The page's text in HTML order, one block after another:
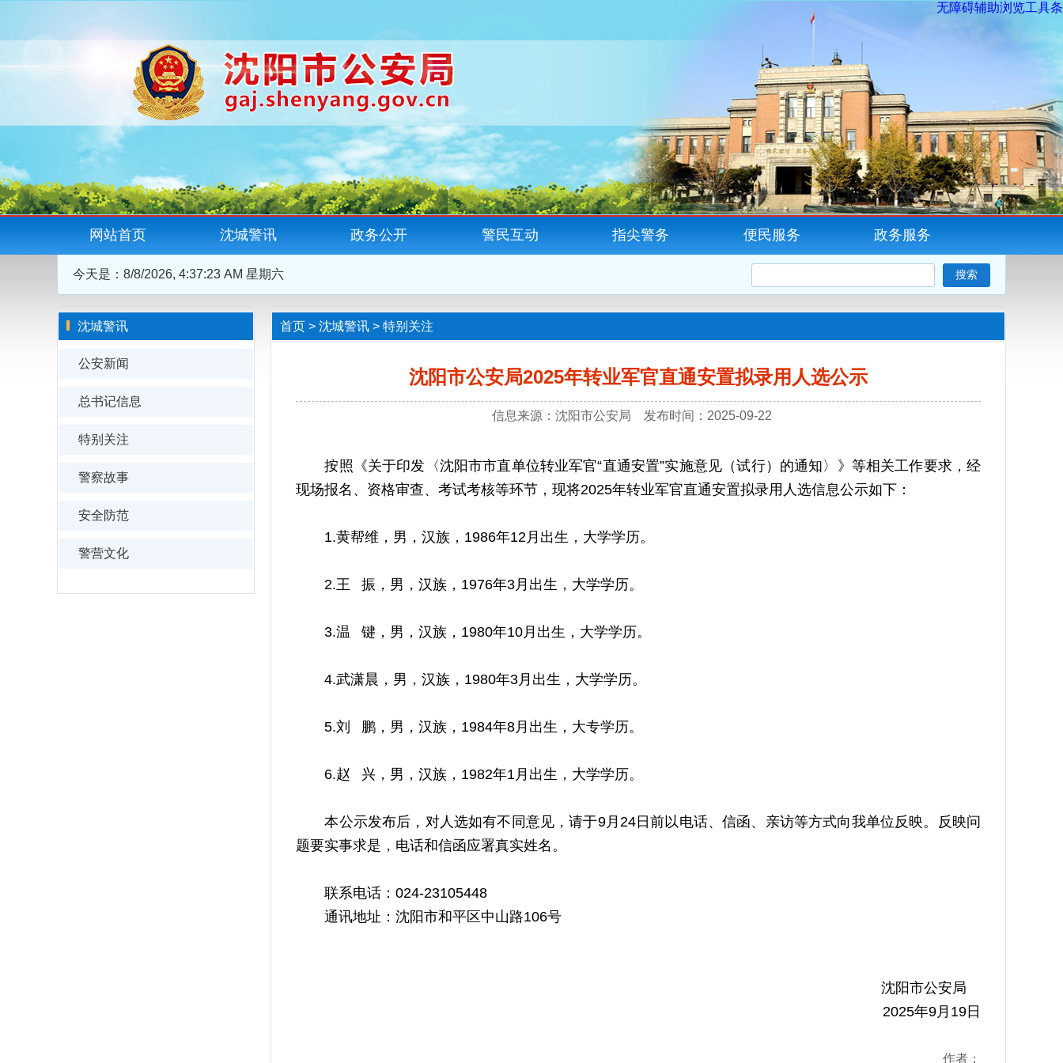
无障碍辅助浏览工具条
网站首页 沈城警讯 政务公开 警民互动 指尖警务 便民服务 政务服务
今天是： 8/8/2026, 4:37:23 AM 星期六
沈城警讯
公安新闻
总书记信息
特别关注
警察故事
安全防范
警营文化
首页 > 沈城警讯 > 特别关注
沈阳市公安局2025年转业军官直通安置拟录用人选公示
信息来源：沈阳市公安局 发布时间：2025-09-22
按照《关于印发〈沈阳市市直单位转业军官“直通安置”实施意见（试行）的通知〉》等相关工作要求，经
现场报名、资格审查、考试考核等环节，现将2025年转业军官直通安置拟录用人选信息公示如下：
1.黄帮维，男，汉族，1986年12月出生，大学学历。
2.王 振，男，汉族，1976年3月出生，大学学历。
3.温 键，男，汉族，1980年10月出生，大学学历。
4.武潇晨，男，汉族，1980年3月出生，大学学历。
5.刘 鹏，男，汉族，1984年8月出生，大专学历。
6.赵 兴，男，汉族，1982年1月出生，大学学历。
本公示发布后，对人选如有不同意见，请于9月24日前以电话、信函、亲访等方式向我单位反映。反映问
题要实事求是，电话和信函应署真实姓名。
联系电话：024-23105448
通讯地址：沈阳市和平区中山路106号
沈阳市公安局
2025年9月19日
作者：